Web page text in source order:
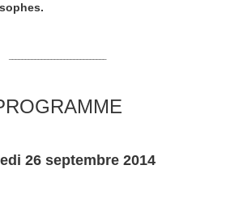
26 septembre 2014